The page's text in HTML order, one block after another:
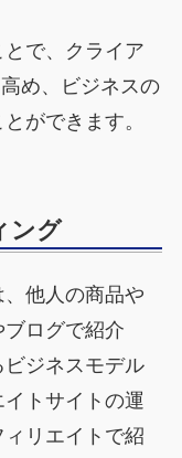
で、クライア
め、ビジネスの
ができます。
ング
他人の商品や
ログで紹介
ビジネスモデル
トサイトの運
リエイトで紹